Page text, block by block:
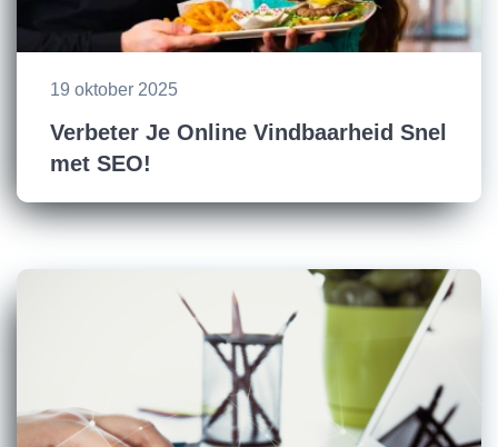
19 oktober 2025
Verbeter Je Online Vindbaarheid Snel
met SEO!